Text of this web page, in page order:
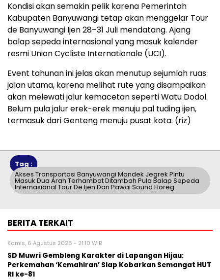
Kondisi akan semakin pelik karena Pemerintah
Kabupaten Banyuwangi tetap akan menggelar Tour
de Banyuwangi Ijen 28–31 Juli mendatang. Ajang
balap sepeda internasional yang masuk kalender
resmi Union Cycliste Internationale (UCI).
Event tahunan ini jelas akan menutup sejumlah ruas
jalan utama, karena melihat rute yang disampaikan
akan melewati jalur kemacetan seperti Watu Dodol.
Belum pula jalur erek-erek menuju pal tuding ijen,
termasuk dari Genteng menuju pusat kota. (riz)
Tag :
Akses Transportasi Banyuwangi Mandek Jegrek Pintu
Masuk Dua Arah Terhambat Ditambah Pula Balap Sepeda
Internasional Tour De Ijen Dan Pawai Sound Horeg
BERITA TERKAIT
Kamis, 6 Agustus 2026 - 21:10 WIB
SD Muwri Gembleng Karakter di Lapangan Hijau:
Perkemahan ‘Kemahiran’ Siap Kobarkan Semangat HUT
RI ke-81